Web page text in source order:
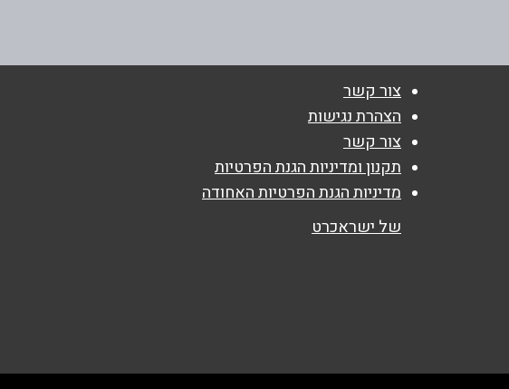
צור קשר
הצהרת נגישות
צור קשר
תקנון ומדיניות הגנת הפרטיות
מדיניות הגנת הפרטיות האחודה
של ישראכרט